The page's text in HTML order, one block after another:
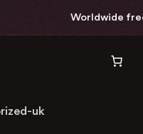
Worldwide
uk